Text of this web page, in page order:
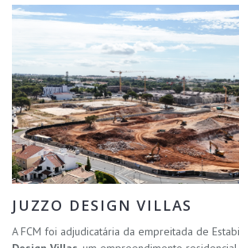
JUZZO DESIGN VILLAS
A FCM foi adjudicatária da empreitada de